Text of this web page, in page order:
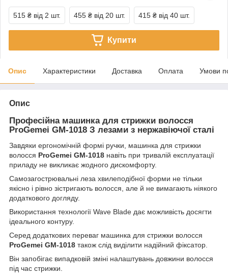
515 ₴ від 2 шт. 455 ₴ від 20 шт. 415 ₴ від 40 шт.
Купити
Опис Характеристики Доставка Оплата Умови
Опис
Професійна машинка для стрижки волосся
ProGemei GM-1018 З лезами з нержавіючої сталі
Завдяки ергономічній формі ручки, машинка для стрижки
волосся ProGemei GM-1018 навіть при тривалій експлуатації
приладу не викликає жодного дискомфорту.
Самозагострювальні леза хвилеподібної форми не тільки
якісно і рівно зістригають волосся, але й не вимагають ніякого
додаткового догляду.
Використання технології Wave Blade дає можливість досягти
ідеального контуру.
Серед додаткових переваг машинка для стрижки волосся
ProGemei GM-1018 також слід виділити надійний фіксатор.
Він запобігає випадковій зміні налаштувань довжини волосся
під час стрижки.